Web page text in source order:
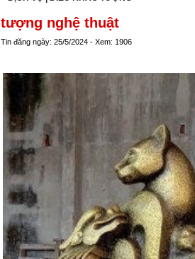
tượng nghệ thuật
Tin đăng ngày: 25/5/2024 - Xem: 1906